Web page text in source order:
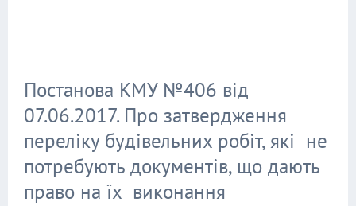
Постанова КМУ №406 від
07.06.2017. Про затвердження
переліку будівельних робіт, які не
потребують документів, що дають
право на їх виконання